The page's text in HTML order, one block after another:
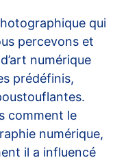
qui
percevons et
numérique
prédéfinis,
comment le
numérique,
il a influencé